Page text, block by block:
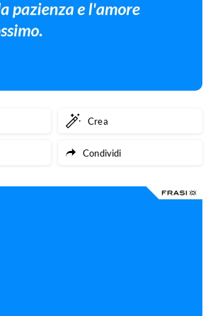
Crea
Condividi